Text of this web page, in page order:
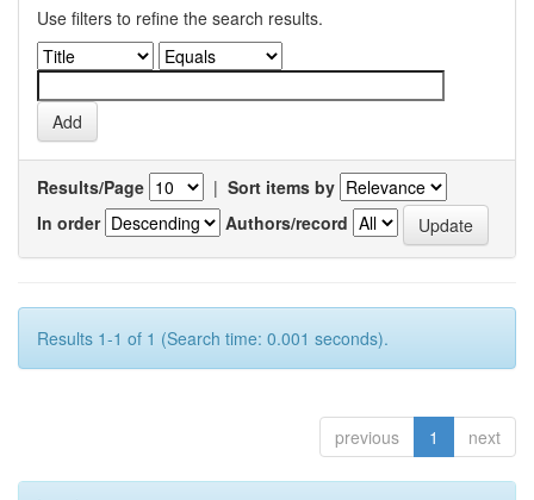
Use filters to refine the search results.
Results/Page | Sort items by
In order
Authors/record
Results 1-1 of 1 (Search time: 0.001 seconds).
previous 1 next